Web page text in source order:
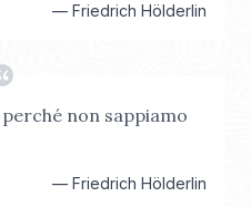
— Friedrich Hölderlin
non sappiamo
— Friedrich Hölderlin